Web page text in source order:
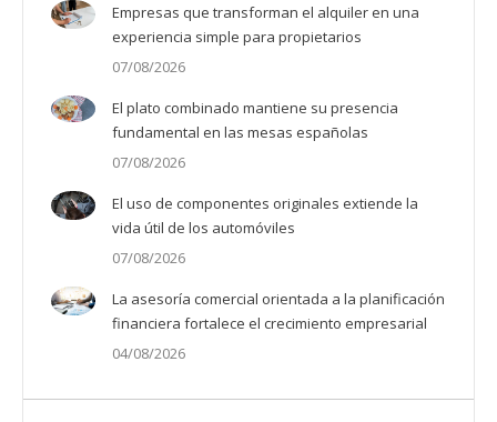
Empresas que transforman el alquiler en una
experiencia simple para propietarios
07/08/2026
El plato combinado mantiene su presencia
fundamental en las mesas españolas
07/08/2026
El uso de componentes originales extiende la
vida útil de los automóviles
07/08/2026
La asesoría comercial orientada a la planificación
financiera fortalece el crecimiento empresarial
04/08/2026